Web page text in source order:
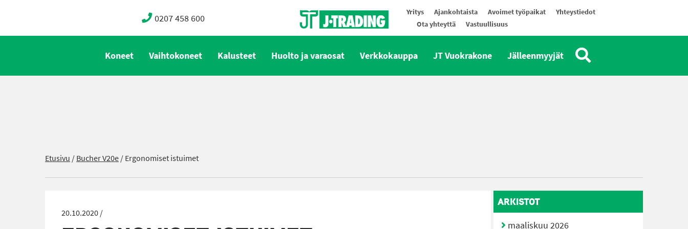
0207 458 600 Yritys Ajankohtaista Avoimet työpaikat
Yhteystiedot
Ota yhteyttä
Vastuullisuus
Koneet Vaihtokoneet Kalusteet Huolto ja varaosat Verkkokauppa JT Vuokrakone Jälleenmyyjät
Etusivu /Bucher V20e/Ergonomiset istuimet
20.10.2020 /
ARKISTOT
maaliskuu 2026